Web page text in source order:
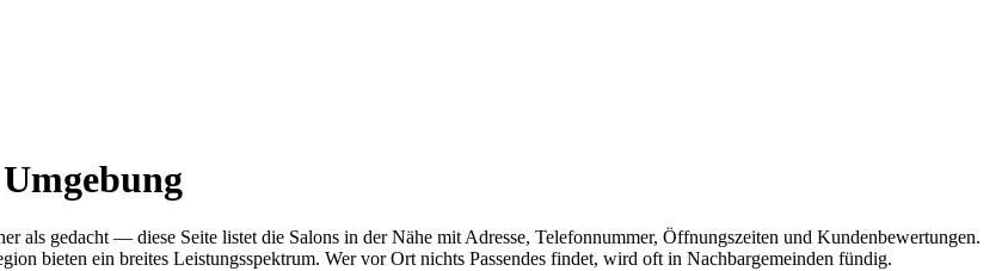
als gedacht — diese Seite listet die Salons in der Nähe mit Adresse, Telefonnummer, Öffnungszeiten und Kundenbewertungen.
bieten ein breites Leistungsspektrum. Wer vor Ort nichts Passendes findet, wird oft in Nachbargemeinden fündig.